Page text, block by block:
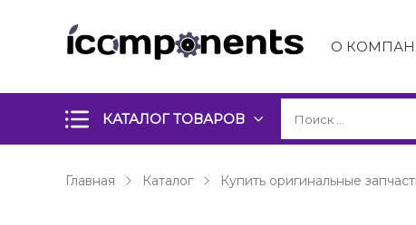
О
КАТАЛОГ ТОВАРОВ
Главная Каталог Купить оригинальные